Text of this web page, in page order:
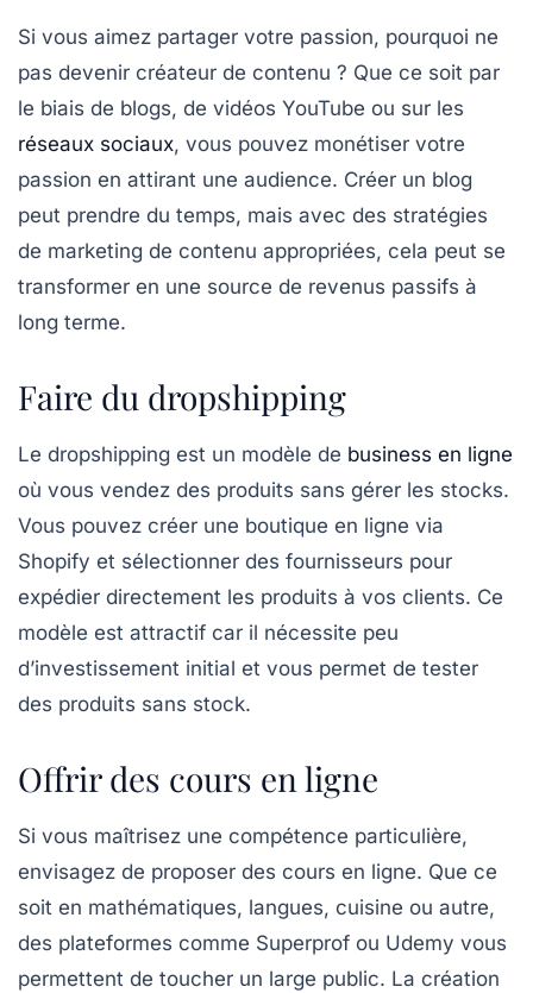
Si vous aimez partager votre passion, pourquoi ne
pas devenir créateur de contenu ? Que ce soit par
le biais de blogs, de vidéos YouTube ou sur les
réseaux sociaux, vous pouvez monétiser votre
passion en attirant une audience. Créer un blog
peut prendre du temps, mais avec des stratégies
de marketing de contenu appropriées, cela peut se
transformer en une source de revenus passifs à
long terme.
Faire du dropshipping
Le dropshipping est un modèle de business en ligne
où vous vendez des produits sans gérer les stocks.
Vous pouvez créer une boutique en ligne via
Shopify et sélectionner des fournisseurs pour
expédier directement les produits à vos clients. Ce
modèle est attractif car il nécessite peu
d’investissement initial et vous permet de tester
des produits sans stock.
Offrir des cours en ligne
Si vous maîtrisez une compétence particulière,
envisagez de proposer des cours en ligne. Que ce
soit en mathématiques, langues, cuisine ou autre,
des plateformes comme Superprof ou Udemy vous
permettent de toucher un large public. La création